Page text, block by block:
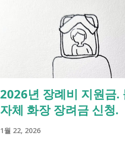
장기이식 및 혈액투석 등 특례 대상 - 치
환 신규 적용 코드 - 임신·난임·아동 진
받은 뒤 진료비 계산서나 건강보험 산정
현재 어떤 산정특례가 적용되고 있는지
표에서 본인의 질환명이나 특정기호를
환 산정특례 특정기호 및 상병코드 Ⅰ.
한 기준」 제1조 관련 특정기호 코드 구
가 해당상병(C00～C97, D00～D09,
련 특정기호 코드 구분 대상 특...
2026년 장례비 지원금.
자체 화장 장려금 신청.
1월 22, 2026